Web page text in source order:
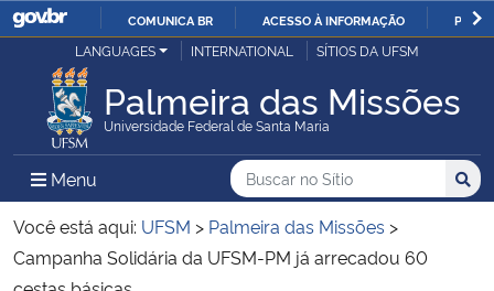
IR
O
COMUNICA BR ACESSO À INFORMAÇÃO
Ministério da Justiça e Segurança Pública
Ministério da Defesa
Ministério das Relações Exteriores
Ministério da Economia
LANGUAGES INTERNATIONAL SÍTIOS DA UFSM
Palmeira das Missões
Universidade Federal de Santa Maria
Menu Menu Principal do Sítio
Busca
Buscar no no Sítio
Busca:
Você está aqui: UFSM > Palmeira das Missões >
Campanha Solidária da UFSM-PM já arrecadou 60